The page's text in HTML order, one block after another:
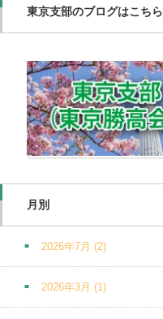
東京支部のブログはこちら
月別
2026年7月 (2)
2026年3月 (1)